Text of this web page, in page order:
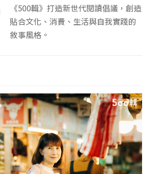
《500輯》打造新世代閱讀倡議，創造
貼合文化、消費、生活與自我實踐的
敘事風格。